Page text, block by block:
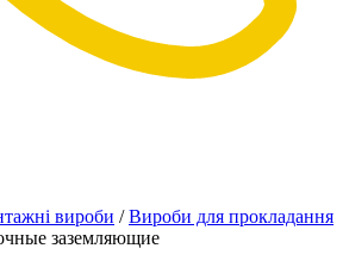
вироби /Вироби для прокладання
заземляющие